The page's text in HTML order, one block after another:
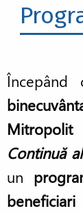
Începând
Mitropolit
Continuă
un
beneficiari